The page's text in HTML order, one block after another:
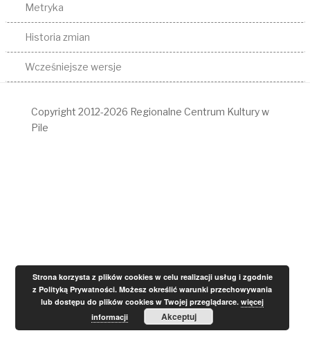
Metryka
Historia zmian
Wcześniejsze wersje
Copyright 2012-2026 Regionalne Centrum Kultury w
Pile
Strona korzysta z plików cookies w celu realizacji usług i zgodnie
z Polityką Prywatności. Możesz określić warunki przechowywania
lub dostępu do plików cookies w Twojej przeglądarce.więcej
informacji
Akceptuj